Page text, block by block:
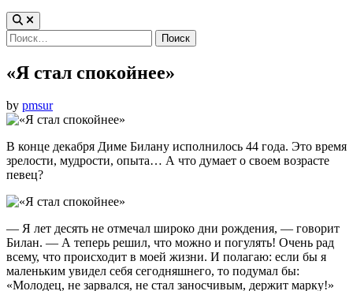
Найти:
«Я стал спокойнее»
by pmsur
В конце декабря Диме Билану исполнилось 44 года. Это время
зрелости, мудрости, опыта… А что думает о своем возрасте
певец?
— Я лет десять не отмечал широко дни рождения, — говорит
Билан. — А теперь решил, что можно и погулять! Очень рад
всему, что происходит в моей жизни. И полагаю: если бы я
маленьким увидел себя сегодняшнего, то подумал бы:
«Молодец, не зарвался, не стал заносчивым, держит марку!»